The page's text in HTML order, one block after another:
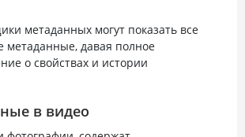
метаданных могут показать все
метаданные, давая полное
о свойствах и истории
в видео